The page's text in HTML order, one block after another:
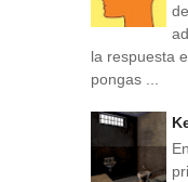
la respuesta
pongas ...